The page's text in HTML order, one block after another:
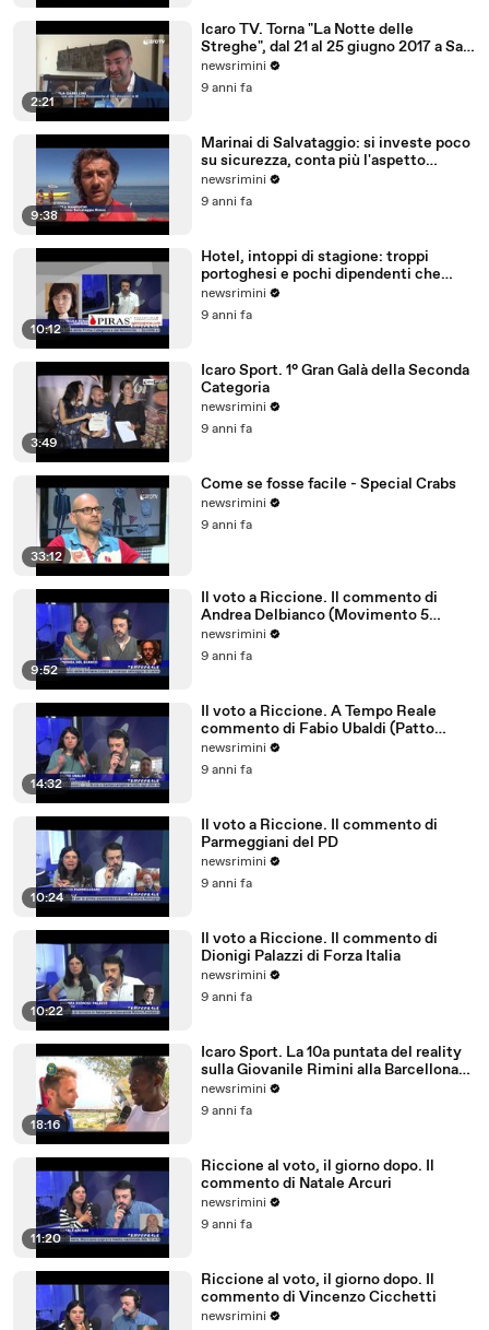
2:21
Icaro TV. Torna "La Notte delle
Streghe", dal 21 al 25 giugno 2017 a San
Giovanni in M
newsrimini
9 anni fa
9:38
Marinai di Salvataggio: si investe poco
su sicurezza, conta più l'aspetto
economico
newsrimini
9 anni fa
10:12
Hotel, intoppi di stagione: troppi
portoghesi e pochi dipendenti che
parlano tedesco
newsrimini
9 anni fa
3:49
Icaro Sport. 1° Gran Galà della Seconda
Categoria
newsrimini
9 anni fa
33:12
Come se fosse facile - Special Crabs
newsrimini
9 anni fa
9:52
Il voto a Riccione. Il commento di
Andrea Delbianco (Movimento 5
Stelle)
newsrimini
9 anni fa
14:32
Il voto a Riccione. A Tempo Reale
commento di Fabio Ubaldi (Patto
Civico Riccione)
newsrimini
9 anni fa
10:24
Il voto a Riccione. Il commento di
Parmeggiani del PD
newsrimini
9 anni fa
10:22
Il voto a Riccione. Il commento di
Dionigi Palazzi di Forza Italia
newsrimini
9 anni fa
18:16
Icaro Sport. La 10a puntata del reality
sulla Giovanile Rimini alla Barcellona
Professional Cup
newsrimini
9 anni fa
11:20
Riccione al voto, il giorno dopo. Il
commento di Natale Arcuri
newsrimini
9 anni fa
Riccione al voto, il giorno dopo. Il
commento di Vincenzo Cicchetti
newsrimini